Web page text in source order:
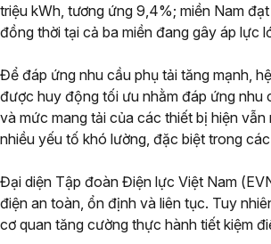
triệu kWh, tương ứng 9,4%; miền Nam
đồng thời tại cả ba miền đang gây áp lực
Để đáp ứng nhu cầu phụ tải tăng mạnh,
được huy động tối ưu nhằm đáp ứng nhu
và mức mang tải của các thiết bị hiện
nhiều yếu tố khó lường, đặc biệt trong
Đại diện Tập đoàn Điện lực Việt Nam
điện an toàn, ổn định và liên tục. Tuy
cơ quan tăng cường thực hành tiết kiệm